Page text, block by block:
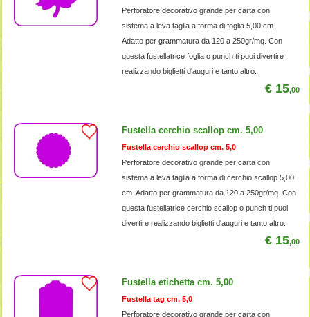
Perforatore decorativo grande per carta con
sistema a leva taglia a forma di foglia 5,00 cm.
Adatto per grammatura da 120 a 250gr/mq. Con
questa fustellatrice foglia o punch ti puoi divertire
realizzando biglietti d'auguri e tanto altro.
€ 15,00
Fustella cerchio scallop cm. 5,00
Fustella cerchio scallop cm. 5,0
Perforatore decorativo grande per carta con
sistema a leva taglia a forma di cerchio scallop 5,00
cm. Adatto per grammatura da 120 a 250gr/mq. Con
questa fustellatrice cerchio scallop o punch ti puoi
divertire realizzando biglietti d'auguri e tanto altro.
€ 15,00
Fustella etichetta cm. 5,00
Fustella tag cm. 5,0
Perforatore decorativo grande per carta con